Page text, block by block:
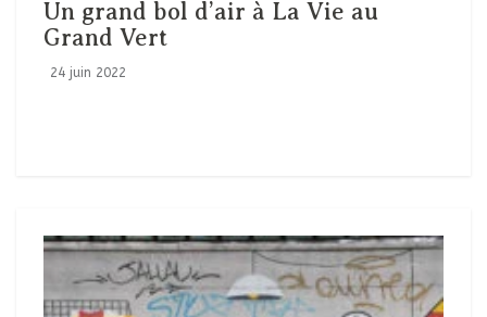
Un grand bol d’air à La Vie au
Grand Vert
24 juin 2022